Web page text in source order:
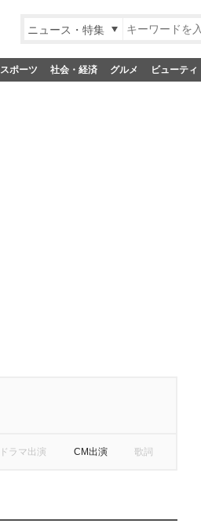
ニュース・特集
スポーツ 社会・経済 グルメ ビューティ
ドラマ出演 CM出演 歌詞